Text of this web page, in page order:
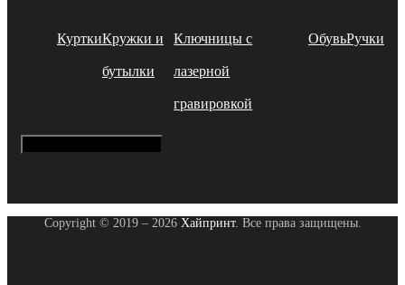
КурткиКружки и
бутылки
Ключницы с
лазерной
гравировкой
ОбувьРучки
Copyright © 2019 – 2026 Хайпринт. Все права защищены.